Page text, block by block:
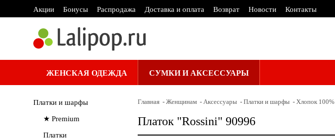
Акции Бонусы Распродажа Доставка и оплата Возврат Новости Контакты
ЖЕНСКАЯ ОДЕЖДА СУМКИ И АКСЕССУАРЫ
Платки и шарфы
★ Premium
Платки
Главная Женщинам Аксессуары Платки и шарфы Хлопок 100%
Платок "Rossini" 90996